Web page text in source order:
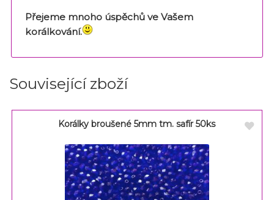
Přejeme mnoho úspěchů ve Vašem
korálkování.
Související zboží
Korálky broušené 5mm tm. safír 50ks